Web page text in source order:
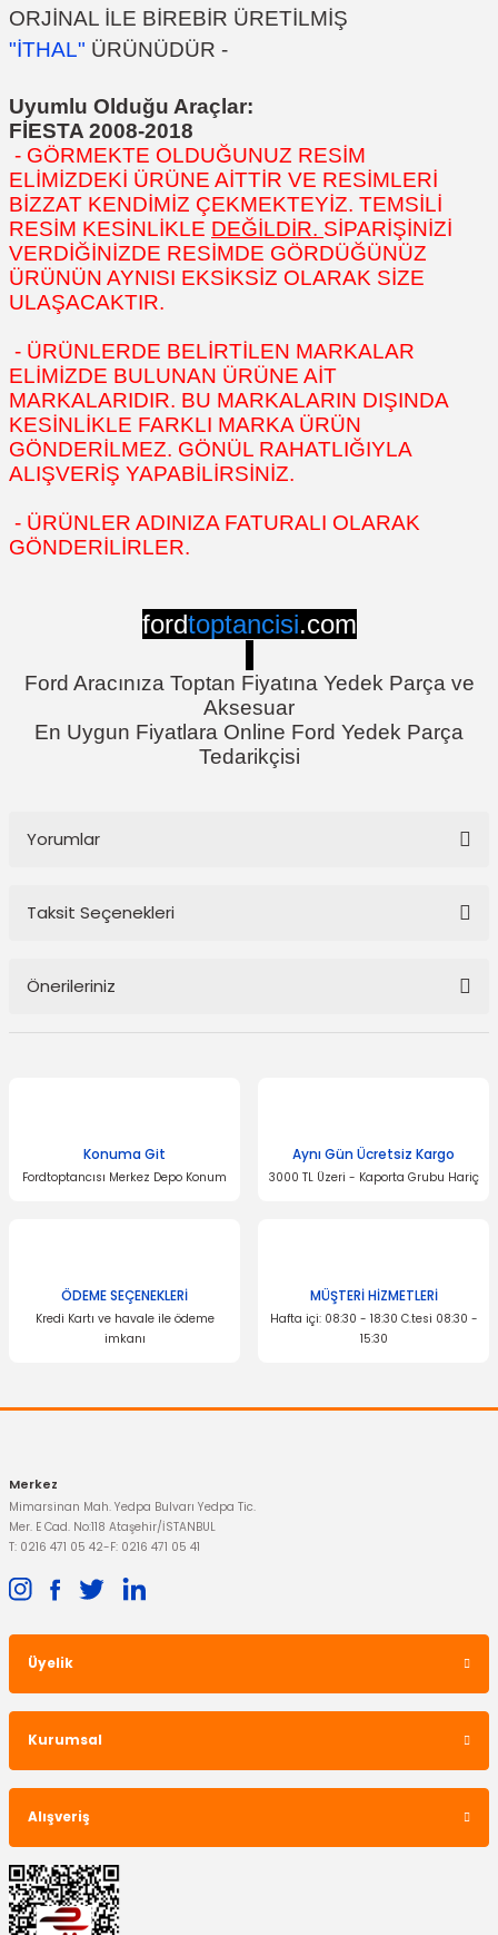
ORJİNAL İLE BİREBİR ÜRETİLMİŞ
"İTHAL" ÜRÜNÜDÜR -
Uyumlu Olduğu Araçlar:
FİESTA 2008-2018
- GÖRMEKTE OLDUĞUNUZ RESİM
ELİMİZDEKİ ÜRÜNE AİTTİR VE RESİMLERİ
BİZZAT KENDİMİZ ÇEKMEKTEYİZ. TEMSİLİ
RESİM KESİNLİKLE DEĞİLDİR. SİPARİŞİNİZİ
VERDİĞİNİZDE RESİMDE GÖRDÜĞÜNÜZ
ÜRÜNÜN AYNISI EKSİKSİZ OLARAK SİZE
ULAŞACAKTIR.
- ÜRÜNLERDE BELİRTİLEN MARKALAR
ELİMİZDE BULUNAN ÜRÜNE AİT
MARKALARIDIR. BU MARKALARIN DIŞINDA
KESİNLİKLE FARKLI MARKA ÜRÜN
GÖNDERİLMEZ. GÖNÜL RAHATLIĞIYLA
ALIŞVERİŞ YAPABİLİRSİNİZ.
- ÜRÜNLER ADINIZA FATURALI OLARAK
GÖNDERİLİRLER.
fordtoptancisi.com
Ford Aracınıza Toptan Fiyatına Yedek Parça ve
Aksesuar
En Uygun Fiyatlara Online Ford Yedek Parça
Tedarikçisi
Yorumlar
Taksit Seçenekleri
Önerileriniz
Ürün resmi kalitesiz, bozuk veya görüntülenemiyor.
Bu ürüne benzer farklı alternatifler olmalı.
Konuma Git
Fordtoptancısı Merkez Depo Konum
Aynı Gün Ücretsiz Kargo
3000 TL Üzeri - Kaporta Grubu Hariç
ÖDEME SEÇENEKLERİ
Kredi Kartı ve havale ile ödeme
imkanı
MÜŞTERİ HİZMETLERİ
Hafta içi: 08:30 - 18:30 C.tesi 08:30 -
15:30
Merkez
Mimarsinan Mah. Yedpa Bulvarı Yedpa Tic.
Mer. E Cad. No:118 Ataşehir/İSTANBUL
T: 0216 471 05 42-F: 0216 471 05 41
Üyelik
Kurumsal
Alışveriş